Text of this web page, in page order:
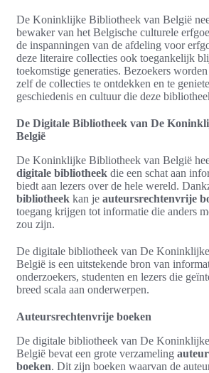
De Koninklijke Bibliotheek van België
bewaker van het Belgische culturele
de inspanningen van de afdeling voor
deze literaire collecties ook toegankelijk
toekomstige generaties. Bezoekers
zelf de collecties te ontdekken en te
geschiedenis en cultuur die deze
De Digitale Bibliotheek van De
België
De Koninklijke Bibliotheek van België
digitale bibliotheek die een schat aan
biedt aan lezers over de hele wereld.
bibliotheek kan je auteursrechtenvrije
toegang krijgen tot informatie die anders
zou zijn.
De digitale bibliotheek van De
België is een uitstekende bron van
onderzoekers, studenten en lezers die
breed scala aan onderwerpen.
Auteursrechtenvrije boeken
De digitale bibliotheek van De
België bevat een grote verzameling
boeken. Dit zijn boeken waarvan de